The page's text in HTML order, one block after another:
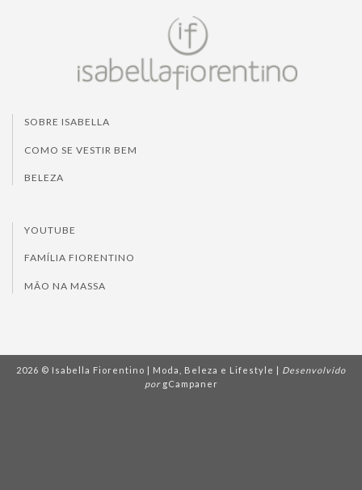
SOBRE ISABELLA
COMO SE VESTIR BEM
BELEZA
YOUTUBE
FAMÍLIA FIORENTINO
MÃO NA MASSA
2026 © Isabella Fiorentino | Moda, Beleza e Lifestyle | Desenvolvido
por gCampaner